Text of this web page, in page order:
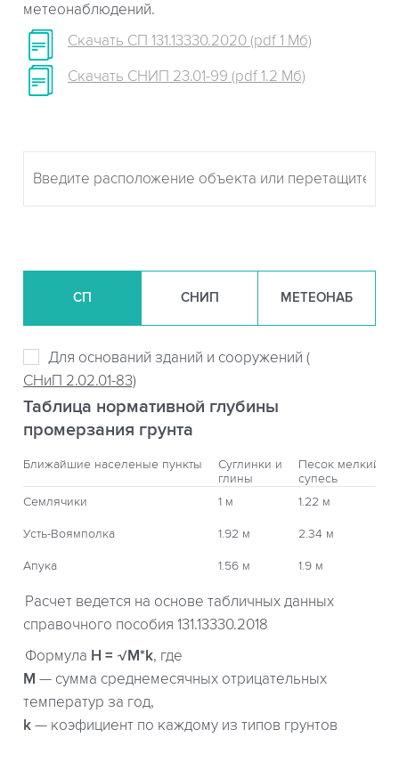
метеонаблюдений.
Скачать СП 131.13330.2020 (pdf 1 Мб)
Скачать СНИП 23.01-99 (pdf 1.2 Мб)
СП СНИП МЕТЕОНАБ
Для оснований зданий и сооружений (
СНиП 2.02.01-83)
Таблица нормативной глубины
промерзания грунта
Ближайшие населеные пункты
Суглинки и
глины
Песок мелкий,
супесь
Семлячики
1 м 1.22 м
Усть-Воямполка 1.92 м 2.34 м
Апука 1.56 м 1.9 м
Расчет ведется на основе табличных данных
справочного пособия 131.13330.2018
Формула H = √M*k, где
М — сумма среднемесячных отрицательных
температур за год,
k — коэфициент по каждому из типов грунтов